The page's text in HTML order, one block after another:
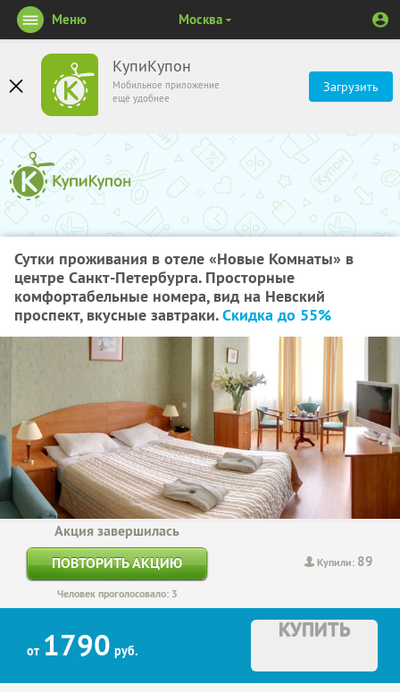
КупиКупон
Мобильное приложение
ещё удобнее
Загрузить
Меню Москва
Сутки проживания в отеле «Новые Комнаты» в
центре Санкт-Петербурга. Просторные
комфортабельные номера, вид на Невский
проспект, вкусные завтраки.Скидка до 55%
Купили: 89
Акция завершилась
ПОВТОРИТЬ АКЦИЮ
Человек проголосовало: 3
от 1790 руб.
КУПИТЬ